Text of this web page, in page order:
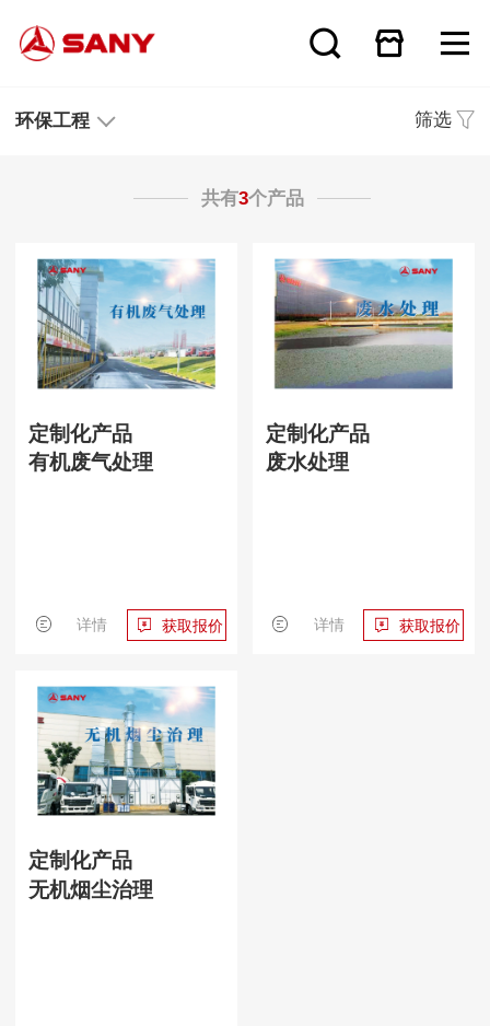
环保工程 筛选
共有3个产品
定制化产品
有机废气处理
详情 获取报价
定制化产品
废水处理
详情 获取报价
定制化产品
无机烟尘治理